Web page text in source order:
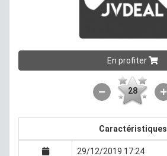
En profiter
28
Caractéristiques
29/12/2019 17:24